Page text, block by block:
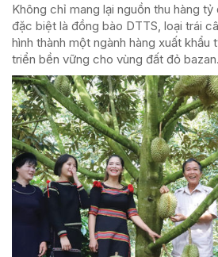
Không chỉ mang lại nguồn thu hàng tỷ
đặc biệt là đồng bào DTTS, loại trái
hình thành một ngành hàng xuất
triển bền vững cho vùng đất đỏ bazan.